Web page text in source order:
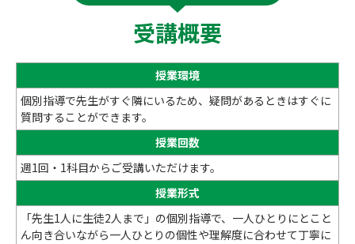
受講概要
授業環境
個別指導で先生がすぐ隣にいるため、疑問があるときはすぐに
質問することができます。
授業回数
週1回・1科目からご受講いただけます。
授業形式
「先生1人に生徒2人まで」の個別指導で、一人ひとりにとこと
ん向き合いながら一人ひとりの個性や理解度に合わせて丁寧に